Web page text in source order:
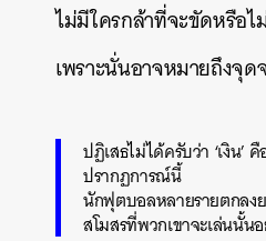
ไม่มีใครกล้าที่จะขัดหรือไ
เพราะนั่นอาจหมายถึงจุด
ปฏิเสธไม่ได้ครับว่า ‘เงิน
ปรากฏการณ์นี้
นักฟุตบอลหลายรายตกลง
สโมสรที่พวกเขาจะเล่นนั้น